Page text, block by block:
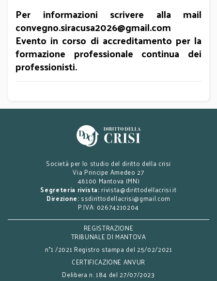
Per informazioni scrivere alla mail
convegno.siracusa2026@gmail.com
Evento in corso di accreditamento per la
formazione professionale continua dei
professionisti.
Società per lo studio del diritto della crisi
Via Principe Amedeo 27
46100 Mantova (MN)
Segreteria rivista: rivista@dirittodellacrisi.it
Direzione: ssdirittodellacrisi@gmail.com
P.IVA: 02674210204
REGISTRAZIONE
TRIBUNALE DI MANTOVA
n°1 /2021 Registro stampa del 25/02/2021
CERTIFICAZIONE ANVUR
Delibera n. 184 del 27/07/2023